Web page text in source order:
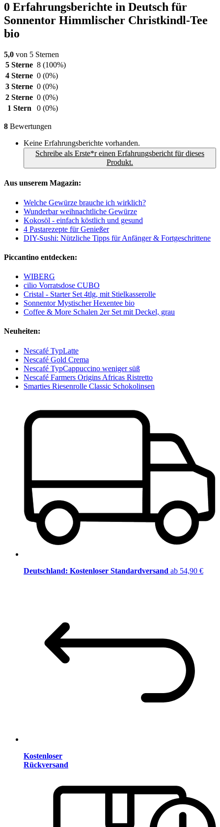
0 Erfahrungsberichte in Deutsch für
Sonnentor Himmlischer Christkindl-Tee
bio
5,0 von 5 Sternen
5 Sterne 8 (100%)
4 Sterne 0 (0%)
3 Sterne 0 (0%)
2 Sterne 0 (0%)
1 Stern
0 (0%)
8 Bewertungen
Keine Erfahrungsberichte vorhanden.
Schreibe als Erste*r einen Erfahrungsbericht für dieses
Produkt.
Aus unserem Magazin:
Welche Gewürze brauche ich wirklich?
Wunderbar weihnachtliche Gewürze
Kokosöl - einfach köstlich und gesund
4 Pastarezepte für Genießer
DIY-Sushi: Nützliche Tipps für Anfänger & Fortgeschrittene
Piccantino entdecken:
WIBERG
cilio Vorratsdose CUBO
Cristal - Starter Set 4tlg, mit Stielkasserolle
Sonnentor Mystischer Hexentee bio
Coffee & More Schalen 2er Set mit Deckel, grau
Neuheiten:
Nescafé TypLatte
Nescafé Gold Crema
Nescafé TypCappuccino weniger süß
Nescafé Farmers Origins Africas Ristretto
Smarties Riesenrolle Classic Schokolinsen
Deutschland: Kostenloser Standardversand ab 54,90 €
Kostenloser
Rückversand